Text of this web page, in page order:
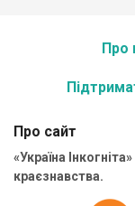
Про
Про сайт
«Україна
краєзнавства.